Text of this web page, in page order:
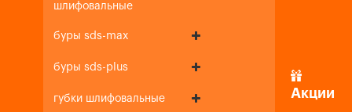
шлифовальные
буры sds-max
буры sds-plus
губки шлифовальные Акции